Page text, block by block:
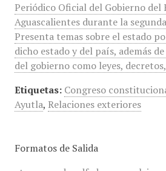
Periódico Oficial del Gobierno del
Aguascalientes durante la
Presenta temas sobre el estado
dicho estado y del país, además
del gobierno como leyes,
Etiquetas: Congreso
Ayutla, Relaciones exteriores
Formatos de Salida